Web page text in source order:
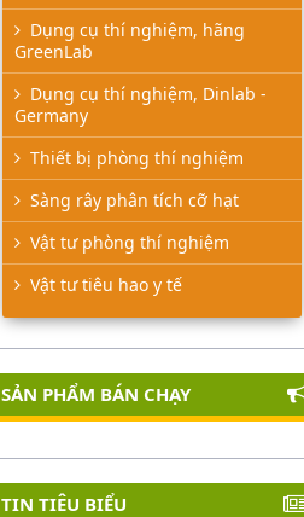
Dụng cụ thí nghiệm, hãng
GreenLab
Dụng cụ thí nghiệm, Dinlab -
Germany
Thiết bị phòng thí nghiệm
Sàng rây phân tích cỡ hạt
Vật tư phòng thí nghiệm
Vật tư tiêu hao y tế
SẢN PHẨM BÁN CHẠY
TIN TIÊU BIỂU